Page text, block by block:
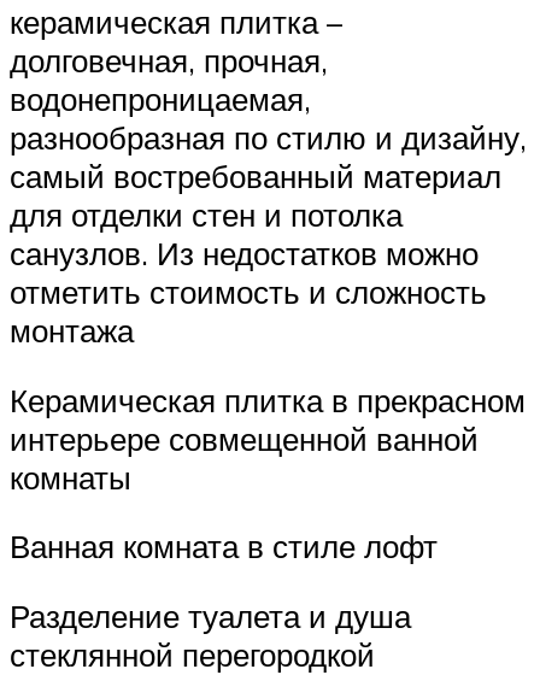
керамическая плитка –
долговечная, прочная,
водонепроницаемая,
разнообразная по стилю и дизайну,
самый востребованный материал
для отделки стен и потолка
санузлов. Из недостатков можно
отметить стоимость и сложность
монтажа
Керамическая плитка в прекрасном
интерьере совмещенной ванной
комнаты
Ванная комната в стиле лофт
Разделение туалета и душа
стеклянной перегородкой